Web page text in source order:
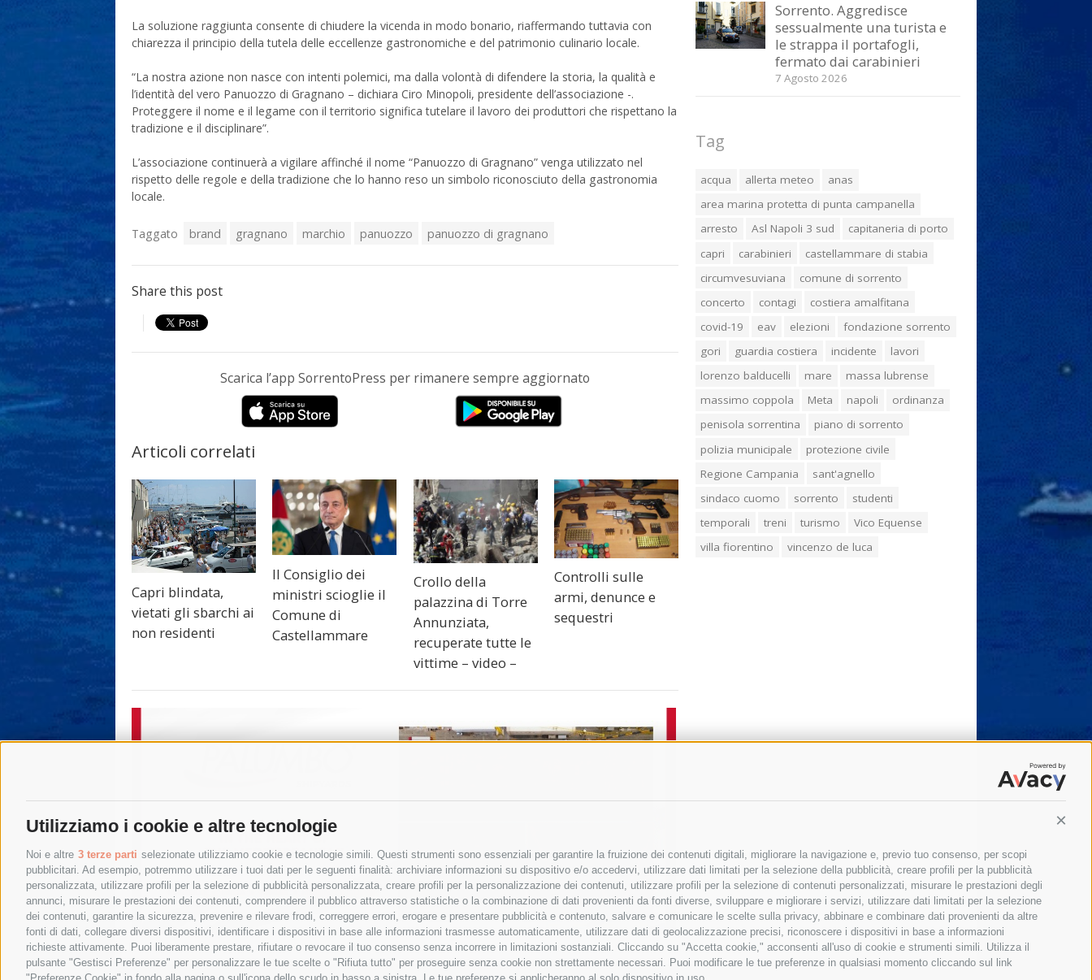
Utilizziamo i cookie e altre tecnologie
Noi e altre 3 terze parti selezionate utilizziamo cookie e tecnologie simili. Questi strumenti sono essenziali per garantire la fruizione dei contenuti digitali, migliorare la navigazione e, previo tuo consenso, per scopi
pubblicitari. Ad esempio, potremmo utilizzare i tuoi dati per le seguenti finalità: archiviare informazioni su dispositivo e/o accedervi, utilizzare dati limitati per la selezione della pubblicità, creare profili per la pubblicità
personalizzata, utilizzare profili per la selezione di pubblicità personalizzata, creare profili per la personalizzazione dei contenuti, utilizzare profili per la selezione di contenuti personalizzati, misurare le prestazioni degli
annunci, misurare le prestazioni dei contenuti, comprendere il pubblico attraverso statistiche o la combinazione di dati provenienti da fonti diverse, sviluppare e migliorare i servizi, utilizzare dati limitati per la selezione
dei contenuti, garantire la sicurezza, prevenire e rilevare frodi, correggere errori, erogare e presentare pubblicità e contenuto, salvare e comunicare le scelte sulla privacy, abbinare e combinare dati provenienti da altre
fonti di dati, collegare diversi dispositivi, identificare i dispositivi in base alle informazioni trasmesse automaticamente, utilizzare dati di geolocalizzazione precisi, riconoscere i dispositivi in base a informazioni
richieste attivamente. Puoi liberamente prestare, rifiutare o revocare il tuo consenso senza incorrere in limitazioni sostanziali. Cliccando su "Accetta cookie," acconsenti all'uso di cookie e strumenti simili. Utilizza il
pulsante "Gestisci Preferenze" per personalizzare le tue scelte o "Rifiuta tutto" per proseguire senza cookie non strettamente necessari. Puoi modificare le tue preferenze in qualsiasi momento cliccando sul link
La soluzione raggiunta consente di chiudere la vicenda in modo bonario, riaffermando tuttavia con
chiarezza il principio della tutela delle eccellenze gastronomiche e del patrimonio culinario locale.
“La nostra azione non nasce con intenti polemici, ma dalla volontà di difendere la storia, la qualità e
l’identità del vero Panuozzo di Gragnano – dichiara Ciro Minopoli, presidente dell’associazione -.
Proteggere il nome e il legame con il territorio significa tutelare il lavoro dei produttori che rispettano la
tradizione e il disciplinare”.
L’associazione continuerà a vigilare affinché il nome “Panuozzo di Gragnano” venga utilizzato nel
rispetto delle regole e della tradizione che lo hanno reso un simbolo riconosciuto della gastronomia
locale.
Taggato brand gragnano marchio panuozzo panuozzo di gragnano
Share this post
Scarica l’app SorrentoPress per rimanere sempre aggiornato
Articoli correlati
Capri blindata,
vietati gli sbarchi ai
non residenti
Il Consiglio dei
ministri scioglie il
Comune di
Castellammare
Crollo della
palazzina di Torre
Annunziata,
recuperate tutte le
vittime – video –
Controlli sulle
armi, denunce e
sequestri
Sorrento. Aggredisce
sessualmente una turista e
le strappa il portafogli,
fermato dai carabinieri
7 Agosto 2026
Tag
acqua allerta meteo
anas
area marina protetta di punta campanella
arresto
Asl Napoli 3 sud
capitaneria di porto
capri
carabinieri
castellammare di stabia
circumvesuviana
comune di sorrento
concerto
contagi
costiera amalfitana
covid-19
eav elezioni
fondazione sorrento
gori
guardia costiera incidente
lavori
lorenzo balducelli
mare
massa lubrense
massimo coppola
Meta napoli
ordinanza
penisola sorrentina
piano di sorrento
polizia municipale
protezione civile
Regione Campania
sant'agnello
sindaco cuomo
sorrento
studenti
temporali
treni turismo
Vico Equense
villa fiorentino
vincenzo de luca